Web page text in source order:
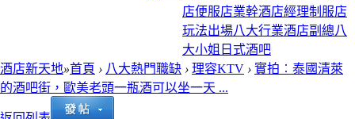
店便服店業幹酒店經理制服店
玩法出場八大行業酒店副總八
大小姐 日式酒吧
酒店新天地»首頁 › 八大熱門職缺 › 理容KTV › 實拍︰泰國清萊
的酒吧街，歐美老頭一瓶酒可以坐一天 ...